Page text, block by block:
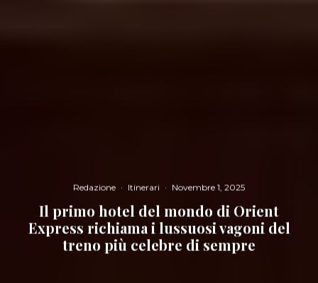
Redazione · Itinerari · Novembre 1, 2025
Il primo hotel del mondo di Orient
Express richiama i lussuosi vagoni del
treno più celebre di sempre